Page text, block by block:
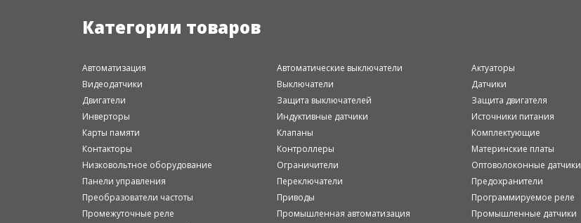
Категории товаров
Автоматизация Автоматические выключатели Актуаторы
Видеодатчики
Выключатели Датчики
Двигатели
Защита выключателей Защита двигателя
Инверторы
Индуктивные датчики Источники питания
Карты памяти
Клапаны Комплектующие
Контакторы
Контроллеры Материнские платы
Низковольтное оборудование
Ограничители Оптоволоконные датчики
Панели управления
Переключатели Предохранители
Преобразователи частоты
Приводы Программируемое реле
Промежуточные реле
Промышленная автоматизация Промышленные датчики